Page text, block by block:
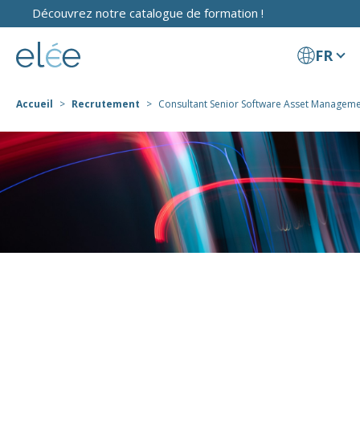
Découvrez notre catalogue de formation !
FR
Accueil Recrutement Consultant Senior Software Asset